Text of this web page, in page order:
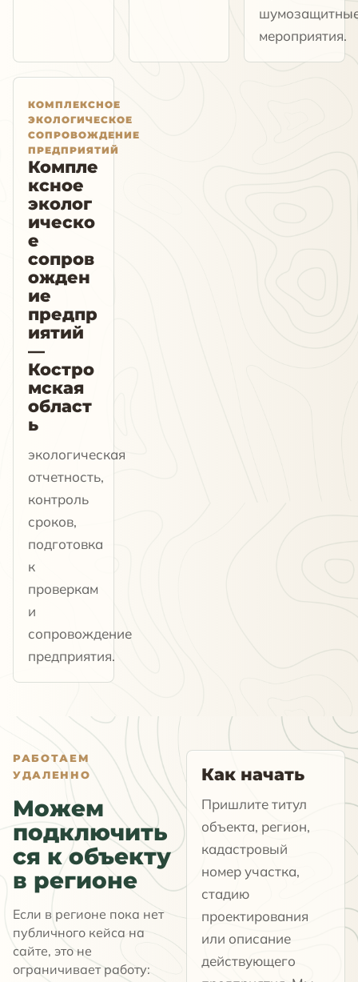
мероприятия.
КОМПЛЕКСНОЕ
ЭКОЛОГИЧЕСКОЕ
СОПРОВОЖДЕНИЕ
ПРЕДПРИЯТИЙ
Компле
ксное
эколог
ическо
е
сопров
ожден
ие
предпр
иятий
—
Костро
мская
област
ь
экологическая
отчетность,
контроль
сроков,
подготовка
к
проверкам
и
сопровождение
предприятия.
РАБОТАЕМ
УДАЛЕННО
Можем
подключить
ся к объекту
в регионе
Если в регионе пока нет
публичного кейса на
сайте, это не
ограничивает работу:
Как начать
Пришлите титул
объекта, регион,
кадастровый
номер участка,
стадию
проектирования
или описание
действующего